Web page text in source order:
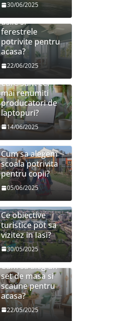
30/06/2025
usile si
ferestrele
potrivite pentru
acasa?
22/06/2025
Care sunt cei
mai renumiti
producatori de
laptopuri?
14/06/2025
Cum sa alegem
scoala potrivita
pentru copii?
05/06/2025
Ce obiective
turistice pot sa
vizitez in Iasi?
30/05/2025
Cum sa aleg un
set de masa si
scaune pentru
acasa?
22/05/2025